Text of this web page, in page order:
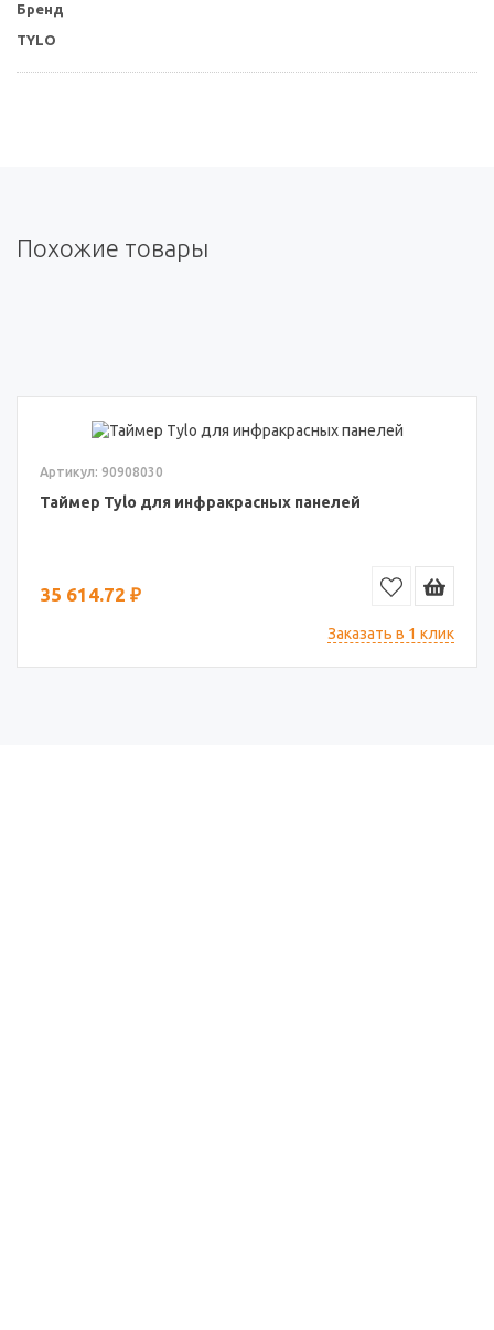
Бренд
TYLO
Похожие товары
Артикул: 90908030
Таймер Tylo для инфракрасных панелей
35 614.72 ₽
Заказать в 1 клик